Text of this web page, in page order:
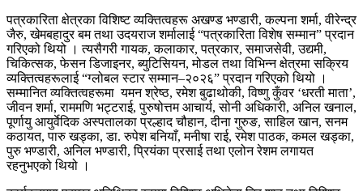
पत्रकारिता क्षेत्रका विशिष्ट व्यक्तित्वहरू अखण्ड भण्डारी, कल्पना शर्मा, वीरेन्द्र
जैरु, खेमबहादुर बम तथा उदयराज शर्मालाई “पत्रकारिता विशेष सम्मान” प्रदान
गरिएको थियो । त्यसैगरी गायक, कलाकार, पत्रकार, समाजसेवी, उद्यमी,
चिकित्सक, फेसन डिजाइनर, ब्युटिसियन, मोडल तथा विभिन्न क्षेत्रमा सक्रिय
व्यक्तित्वहरूलाई “ग्लोबल स्टार सम्मान–२०२६” प्रदान गरिएको थियो ।
सम्मानित व्यक्तित्वहरूमा यमन श्रेष्ठ, रमेश बुढाथोकी, विष्णु कुँवर ‘धरती माता’,
जीवन शर्मा, राममणि भट्टराई, पुरुषोत्तम आचार्य, सोनी अधिकारी, अनिल खनाल,
पूर्णायु आयुर्वेदिक अस्पतालका प्रल्हाद चौहान, दीना गुरुङ, साहिल खान, सनम
कठायत, पारु खड्का, डा. रुपेश बनियाँ, मनीषा राई, रमेश पाठक, कमल खड्का,
पुरु भण्डारी, अनिल भण्डारी, प्रियंका प्रसाई तथा एलोन रेशम लगायत
रहनुभएको थियो ।